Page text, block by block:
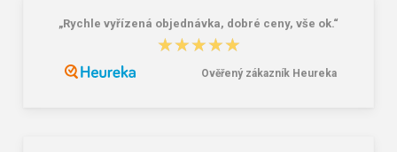
„Rychle vyřízená objednávka, dobré ceny, vše ok.“
★★★★★
★★★★★
Ověřený zákazník Heureka